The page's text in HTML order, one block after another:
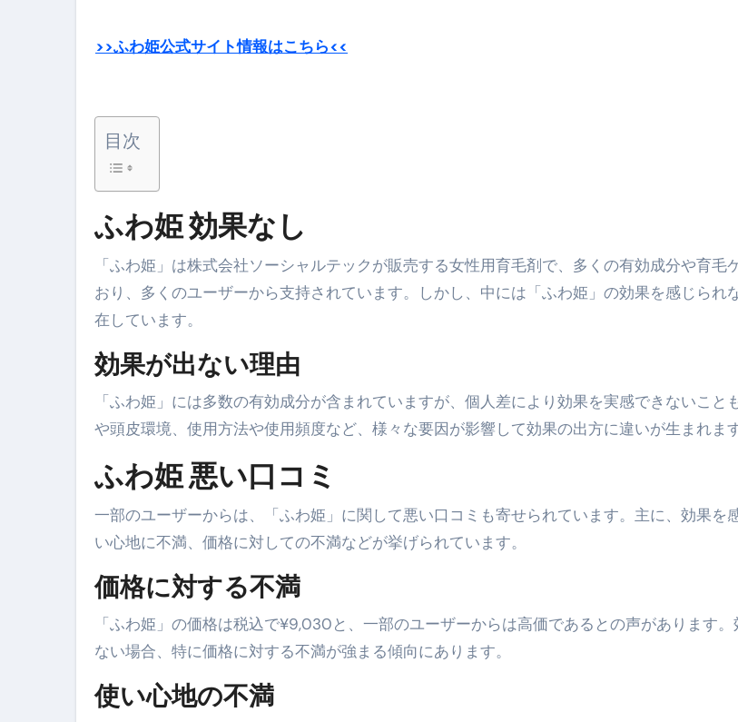
No.102 9割が勘違い 自己破産の真実
アーモンドを毎日食べたらどうなるの？①【30秒でわかる効果まとめ】#アー
5キロ痩せる簡単な方法
ムームードメイン 2月のおすすめドメイン特集- ビジネスの信用を築く――そのす
FRONTIER スーパーセール2026 完全攻略ガイド 今こそ買い時！ゲーミングPC・
なくす不安と消える恐怖をゼロにする時代へ Pebblebee × iMazing で完成する「
使った分だけ支払う、いちばん賢いスマホ代。 BB.exciteモバイル「Fitプラン」完
英語が「聞こえる・分かる・話せる」に変わる30日間 ― 科学的メソッドで英語脳
【海外ツアー完全ガイド】アジア最安1万円台＆ハワイ朝食付き割引まで網羅 ― “失
新春スペシャルセール完全ガイド：国内航空券＋ホテルが“セット割”で最安級！
【ムームードメイン】 【.site】今注目のドメインをご紹介
何をするサイトか”が
梅干しを毎日食べたらどうなるの？①【30秒でわかる効果まとめ】#梅干し #ダ
ブルーベリーを毎日食べたらどうなるの？②【30秒でわかる効果まとめ】#ダ
バナナを毎日食べたらどうなるの？①【30秒でわかる効果まとめ】#バナナ #ダ
筋トレせずにプロテインを飲み続けたらどうなるのか？ #ダイエット #プロテイン
ドメイン取得からホームページ完成まで。ムームードメインなら“全部まとめて”安
>>ふわ姫公式サイト情報はこちら<<
目次
ふわ姫 効果なし
「ふわ姫」は株式会社ソーシャルテックが販売する女性用育毛剤で、多くの有効成分や育毛
おり、多くのユーザーから支持されています。しかし、中には「ふわ姫」の効果を感じられ
在しています。
効果が出ない理由
「ふわ姫」には多数の有効成分が含まれていますが、個人差により効果を実感できないこと
や頭皮環境、使用方法や使用頻度など、様々な要因が影響して効果の出方に違いが生まれます
ふわ姫 悪い口コミ
一部のユーザーからは、「ふわ姫」に関して悪い口コミも寄せられています。主に、効果を
い心地に不満、価格に対しての不満などが挙げられています。
価格に対する不満
「ふわ姫」の価格は税込で¥9,030と、一部のユーザーからは高価であるとの声があります
ない場合、特に価格に対する不満が強まる傾向にあります。
使い心地の不満